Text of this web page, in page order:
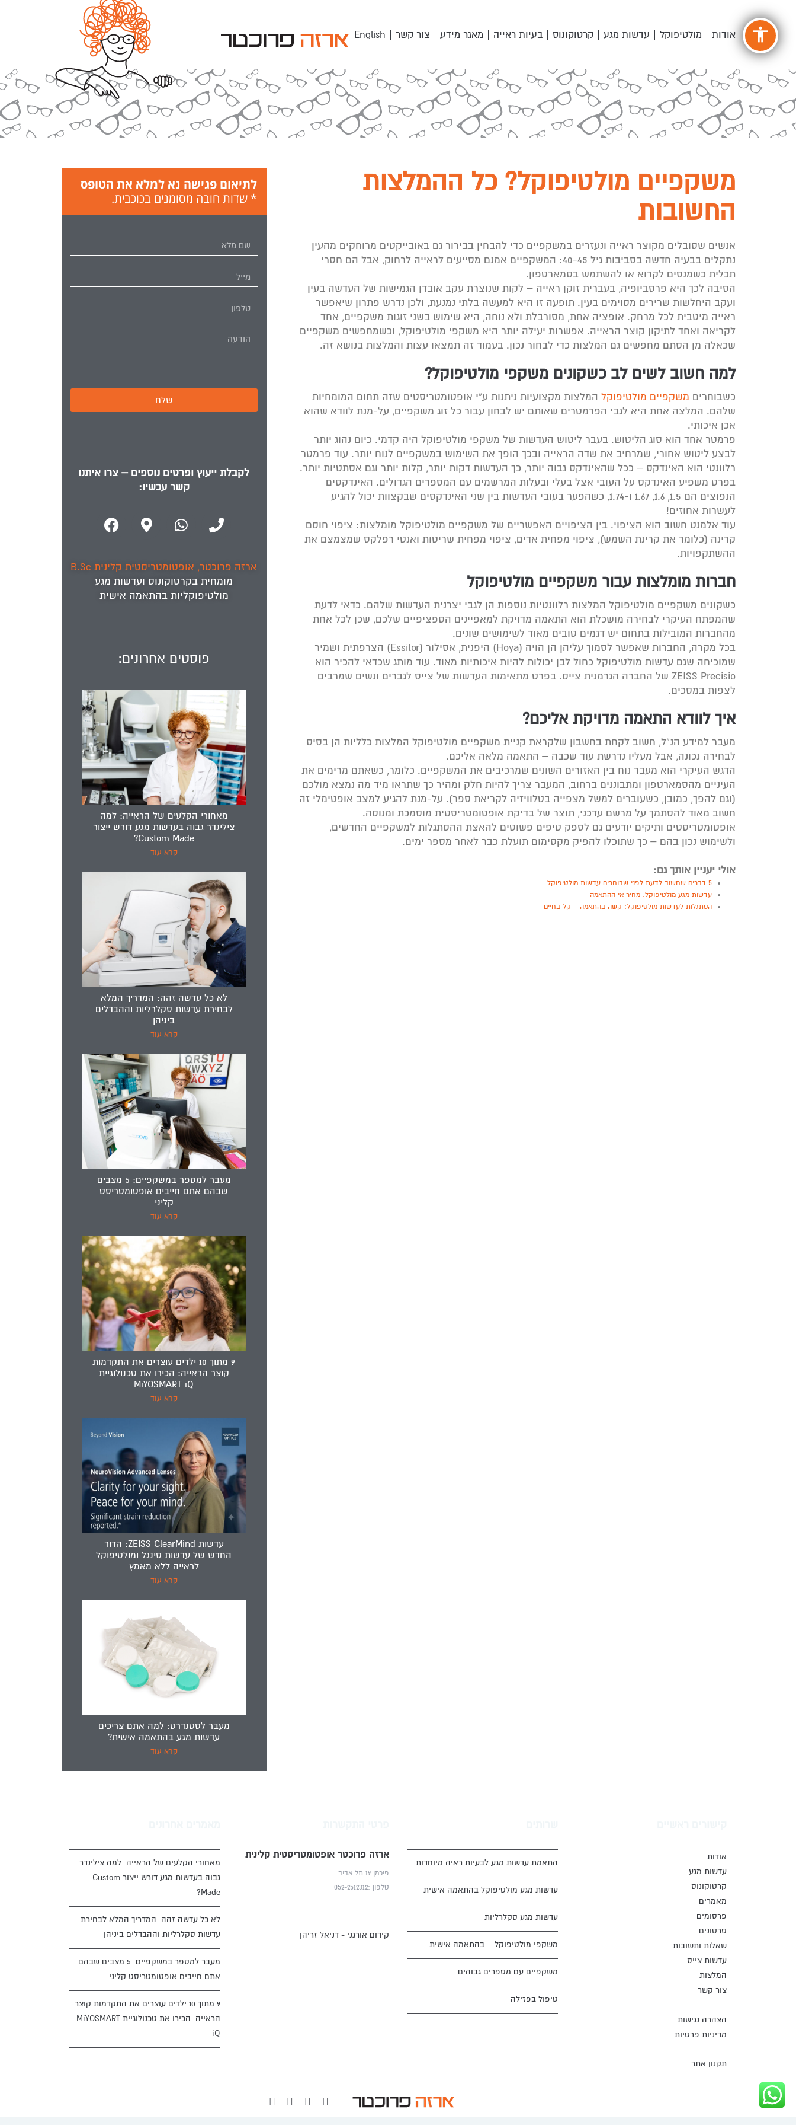
accessibility אודות מולטיפוקל עדשות מגע קרטוקונוס בעיות ראייה מאגר מידע צור קשר English
משקפיים מולטיפוקל? כל ההמלצות
החשובות
אנשים שסובלים מקוצר ראייה ונעזרים במשקפיים כדי להבחין בבירור גם באובייקטים מרוחקים מהעין
נתקלים בבעיה חדשה בסביבות גיל 40-45: המשקפיים אמנם מסייעים לראייה לרחוק, אבל הם חסרי
תכלית כשמנסים לקרוא או להשתמש בסמארטפון.
הסיבה לכך היא פרסביופיה, בעברית זוקן ראייה – לקות שנוצרת עקב אובדן הגמישות של העדשה בעין
ועקב היחלשות שרירים מסוימים בעין. תופעה זו היא למעשה בלתי נמנעת, ולכן נדרש פתרון שיאפשר
ראייה מיטבית לכל מרחק. אופציה אחת, מסורבלת ולא נוחה, היא שימוש בשני זוגות משקפיים, אחד
לקריאה ואחד לתיקון קוצר הראייה. אפשרות יעילה יותר היא משקפי מולטיפוקל, וכשמחפשים משקפיים
שכאלה מן הסתם מחפשים גם המלצות כדי לבחור נכון. בעמוד זה תמצאו עצות והמלצות בנושא זה.
למה חשוב לשים לב כשקונים משקפי מולטיפוקל?
כשבוחרים משקפיים מולטיפוקל המלצות מקצועיות ניתנות ע”י אופטומטריסטים שזה תחום המומחיות
שלהם. המלצה אחת היא לגבי הפרמטרים שאותם יש לבחון עבור כל זוג משקפיים, על-מנת לוודא שהוא
אכן איכותי.
פרמטר אחד הוא סוג הליטוש. בעבר ליטוש העדשות של משקפי מולטיפוקל היה קדמי. כיום נהוג יותר
לבצע ליטוש אחורי, שמרחיב את שדה הראייה ובכך הופך את השימוש במשקפיים לנוח יותר. עוד פרמטר
רלוונטי הוא האינדקס – ככל שהאינדקס גבוה יותר, כך העדשות דקות יותר, קלות יותר וגם אסתטיות יותר.
בפרט משפיע האינדקס על העובי אצל בעלי ובעלות המרשמים עם המספרים הגדולים. האינדקסים
הנפוצים הם 1.5, 1.6, 1.67 ו-1.74, כשהפער בעובי העדשות בין שני האינדקסים שבקצוות יכול להגיע
לעשרות אחוזים!
עוד אלמנט חשוב הוא הציפוי. בין הציפויים האפשריים של משקפיים מולטיפוקל מומלצות: ציפוי חוסם
קרינה (כלומר את קרינת השמש), ציפוי מפחית אדים, ציפוי מפחית שריטות ואנטי רפלקס שמצמצם את
ההשתקפויות.
חברות מומלצות עבור משקפיים מולטיפוקל
כשקונים משקפיים מולטיפוקל המלצות רלוונטיות נוספות הן לגבי יצרנית העדשות שלהם. כדאי לדעת
שהמפתח העיקרי לבחירה מושכלת הוא התאמה מדויקת למאפיינים הספציפיים שלכם, שכן לכל אחת
מהחברות המובילות בתחום יש דגמים טובים מאוד לשימושים שונים.
בכל מקרה, החברות שאפשר לסמוך עליהן הן הויה (Hoya) היפנית, אסילור (Essilor) הצרפתית ושמיר
שמוכיחה שגם עדשות מולטיפוקל כחול לבן יכולות להיות איכותיות מאוד. עוד מותג שכדאי להכיר הוא
ZEISS Precisio של החברה הגרמנית צייס. בפרט מתאימות העדשות של צייס לגברים ונשים שמרבים
לצפות במסכים.
איך לוודא התאמה מדויקת אליכם?
מעבר למידע הנ”ל, חשוב לקחת בחשבון שלקראת קניית משקפיים מולטיפוקל המלצות כלליות הן בסיס
לבחירה נכונה, אבל מעליו נדרשת עוד שכבה – התאמה מלאה אליכם.
הדגש העיקרי הוא מעבר נוח בין האזורים השונים שמרכיבים את המשקפיים. כלומר, כשאתם מרימים את
העיניים מהסמארטפון ומתבוננים ברחוב, המעבר צריך להיות חלק ומהיר כך שתראו מיד מה נמצא מולכם
(וגם להפך, כמובן, כשעוברים למשל מצפייה בטלוויזיה לקריאת ספר). על-מנת להגיע למצב אופטימלי זה
חשוב מאוד להסתמך על מרשם עדכני, תוצר של בדיקת אופטומטריסטית מוסמכת ומנוסה.
אופטומטריסטים ותיקים יודעים גם לספק טיפים פשוטים להאצת ההסתגלות למשקפיים החדשים,
ולשימוש נכון בהם – כך שתוכלו להפיק מקסימום תועלת כבר לאחר מספר ימים.
אולי יעניין אותך גם:
5 דברים שחשוב לדעת לפני שבוחרים עדשות מולטיפוקל
עדשות מגע מולטיפוקל: מחיר אי ההתאמה
הסתגלות לעדשות מולטיפוקל: קשה בהתאמה – קל בחיים
לתיאום פגישה נא למלא את הטופס
* שדות חובה מסומנים בכוכבית.
שלח
לקבלת ייעוץ ופרטים נוספים – צרו איתנו
קשר עכשיו:
ארזה פרוכטר, אופטומטריסטית קלינית B.Sc
מומחית בקרטוקונוס ועדשות מגע
מולטיפוקליות בהתאמה אישית
פוסטים אחרונים:
מאחורי הקלעים של הראייה: למה
צילינדר גבוה בעדשות מגע דורש ייצור
Custom Made?
קרא עוד
לא כל עדשה זהה: המדריך המלא
לבחירת עדשות סקלרליות וההבדלים
ביניהן
קרא עוד
מעבר למספר במשקפיים: 5 מצבים
שבהם אתם חייבים אופטומטריסט
קליני
קרא עוד
9 מתוך 10 ילדים עוצרים את התקדמות
קוצר הראייה: הכירו את טכנולוגיית
MiYOSMART iQ
קרא עוד
עדשות ZEISS ClearMind: הדור
החדש של עדשות סינגל ומולטיפוקל
לראייה ללא מאמץ
קרא עוד
מעבר לסטנדרט: למה אתם צריכים
עדשות מגע בהתאמה אישית?
קרא עוד
אודות
עדשות מגע
קרטוקונוס
מאמרים
פרסומים
סרטונים
שאלות ותשובות
עדשות צייס
המלצות
צור קשר
הצהרה נגישות
מדיניות פרטיות
תקנון אתר
התאמת עדשות מגע לבעיות ראיה מיוחדות
עדשות מגע מולטיפוקל בהתאמה אישית
עדשות מגע סקלרליות
משקפי מולטיפוקל – בהתאמה אישית
משקפיים עם מספרים גבוהים
טיפול בפזילה
ארזה פרוכטר אופטומטריסטית קלינית
פיכמן 19 תל אביב
טלפון :052-2512312
קידום אורגני - דניאל זריהן
מאחורי הקלעים של הראייה: למה צילינדר
גבוה בעדשות מגע דורש ייצור Custom
Made?
לא כל עדשה זהה: המדריך המלא לבחירת
עדשות סקלרליות וההבדלים ביניהן
מעבר למספר במשקפיים: 5 מצבים שבהם
אתם חייבים אופטומטריסט קליני
9 מתוך 10 ילדים עוצרים את התקדמות קוצר
הראייה: הכירו את טכנולוגיית MiYOSMART
iQ